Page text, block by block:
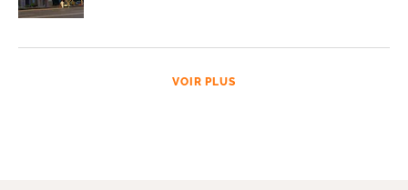
VOIR PLUS